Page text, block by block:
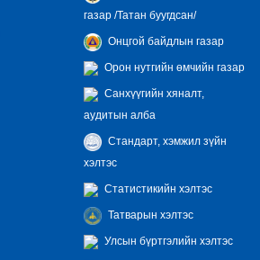
газар /Татан буугдсан/
Онцгой байдлын газар
Орон нутгийн өмчийн газар
Санхүүгийн хяналт,
аудитын алба
Стандарт, хэмжил зүйн
хэлтэс
Статистикийн хэлтэс
Татварын хэлтэс
Улсын бүртгэлийн хэлтэс